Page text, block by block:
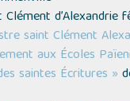
d’Alexandrie
saint Clément
aux Écoles
saintes Écritures »